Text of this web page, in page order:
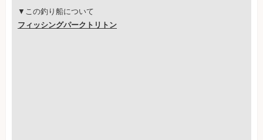
▼この釣り船について
フィッシングパークトリトン